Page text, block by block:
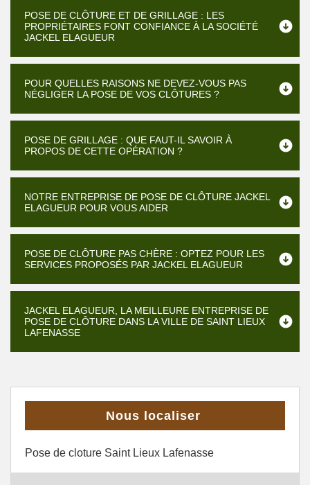
POSE DE CLÔTURE ET DE GRILLAGE : LES
PROPRIÉTAIRES FONT CONFIANCE À LA SOCIÉTÉ
JACKEL ELAGUEUR
POUR QUELLES RAISONS NE DEVEZ-VOUS PAS
NÉGLIGER LA POSE DE VOS CLÔTURES ?
POSE DE GRILLAGE : QUE FAUT-IL SAVOIR À
PROPOS DE CETTE OPÉRATION ?
NOTRE ENTREPRISE DE POSE DE CLÔTURE JACKEL
ELAGUEUR POUR VOUS AIDER
POSE DE CLÔTURE PAS CHÈRE : OPTEZ POUR LES
SERVICES PROPOSÉS PAR JACKEL ELAGUEUR
JACKEL ELAGUEUR, LA MEILLEURE ENTREPRISE DE
POSE DE CLÔTURE DANS LA VILLE DE SAINT LIEUX
LAFENASSE
Nous localiser
Pose de cloture Saint Lieux Lafenasse